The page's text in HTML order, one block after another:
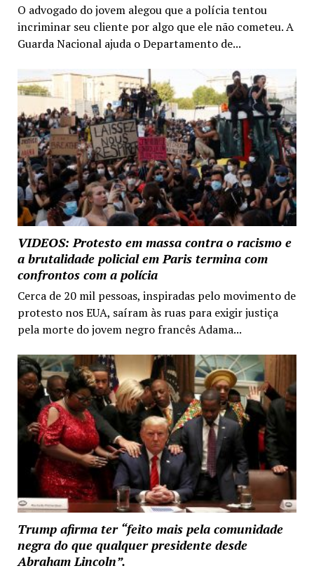
O advogado do jovem alegou que a polícia tentou
incriminar seu cliente por algo que ele não cometeu. A
Guarda Nacional ajuda o Departamento de...
VIDEOS: Protesto em massa contra o racismo e
a brutalidade policial em Paris termina com
confrontos com a polícia
Cerca de 20 mil pessoas, inspiradas pelo movimento de
protesto nos EUA, saíram às ruas para exigir justiça
pela morte do jovem negro francês Adama...
Trump afirma ter “feito mais pela comunidade
negra do que qualquer presidente desde
Abraham Lincoln”.